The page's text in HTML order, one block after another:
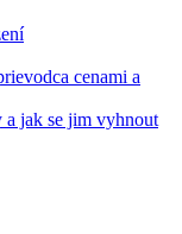
cenami a
a jak se jim vyhnout